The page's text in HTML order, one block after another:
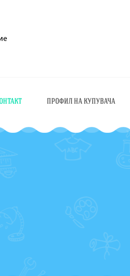
ПРОФИЛ НА КУПУВАЧА